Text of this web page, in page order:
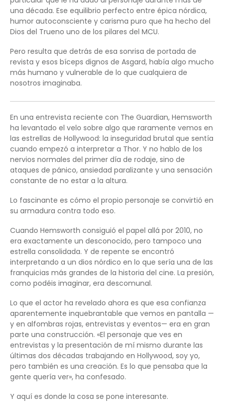
una década. Ese equilibrio perfecto entre épica nórdica,
humor autoconsciente y carisma puro que ha hecho del
Dios del Trueno uno de los pilares del MCU.
Pero resulta que detrás de esa sonrisa de portada de
revista y esos bíceps dignos de Asgard, había algo mucho
más humano y vulnerable de lo que cualquiera de
nosotros imaginaba.
En una entrevista reciente con The Guardian, Hemsworth
ha levantado el velo sobre algo que raramente vemos en
las estrellas de Hollywood: la inseguridad brutal que sentía
cuando empezó a interpretar a Thor. Y no hablo de los
nervios normales del primer día de rodaje, sino de
ataques de pánico, ansiedad paralizante y una sensación
constante de no estar a la altura.
Lo fascinante es cómo el propio personaje se convirtió en
su armadura contra todo eso.
Cuando Hemsworth consiguió el papel allá por 2010, no
era exactamente un desconocido, pero tampoco una
estrella consolidada. Y de repente se encontró
interpretando a un dios nórdico en lo que sería una de las
franquicias más grandes de la historia del cine. La presión,
como podéis imaginar, era descomunal.
Lo que el actor ha revelado ahora es que esa confianza
aparentemente inquebrantable que vemos en pantalla —
y en alfombras rojas, entrevistas y eventos— era en gran
parte una construcción. «El personaje que ves en
entrevistas y la presentación de mí mismo durante las
últimas dos décadas trabajando en Hollywood, soy yo,
pero también es una creación. Es lo que pensaba que la
gente quería ver», ha confesado.
Y aquí es donde la cosa se pone interesante.